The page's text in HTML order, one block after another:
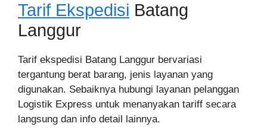
Tarif Ekspedisi Batang
Langgur
Tarif ekspedisi Batang Langgur bervariasi
tergantung berat barang, jenis layanan yang
digunakan. Sebaiknya hubungi layanan pelanggan
Logistik Express untuk menanyakan tariff secara
langsung dan info detail lainnya.